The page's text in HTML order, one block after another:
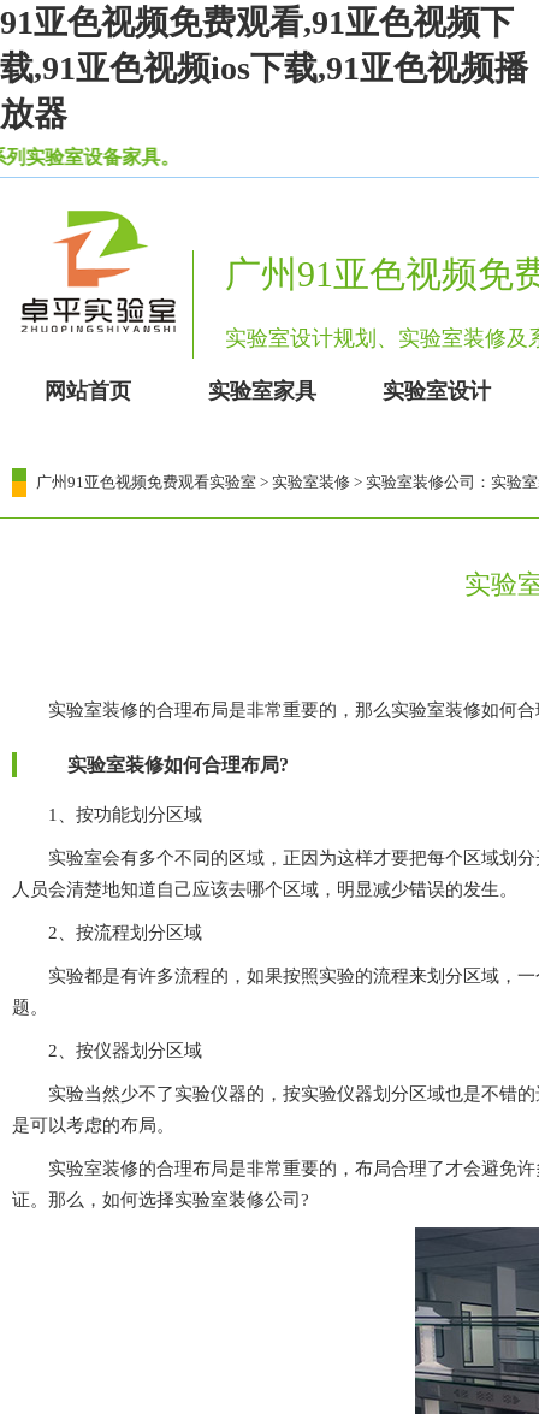
91亚色视频免费观看,91亚色视频下
载,91亚色视频ios下载,91亚色视频播
放器
室设备家具。
广州91亚色视频免
实验室设计规划、实验室装修
网站首页 实验室家具 实验室设计
广州91亚色视频免费观看实验室 > 实验室装修 > 实验室装修公司：实
实验
实验室装修的合理布局是非常重要的，那么实验室装修如何合
实验室装修如何合理布局?
1、按功能划分区域
实验室会有多个不同的区域，正因为这样才要把每个区域划分开
人员会清楚地知道自己应该去哪个区域，明显减少错误的发生。
2、按流程划分区域
实验都是有许多流程的，如果按照实验的流程来划分区域，一
题。
2、按仪器划分区域
实验当然少不了实验仪器的，按实验仪器划分区域也是不错的选
是可以考虑的布局。
实验室装修的合理布局是非常重要的，布局合理了才会避免许
证。那么，如何选择实验室装修公司?